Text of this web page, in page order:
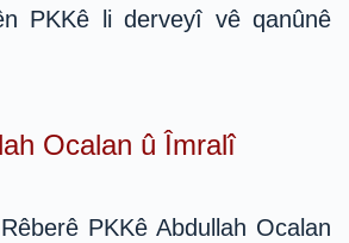
PKKê li derveyî vê qanûnê
Ocalan û Îmralî
PKKê Abdullah Ocalan